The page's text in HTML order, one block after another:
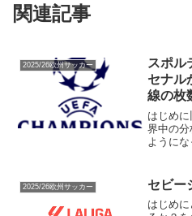
関連記事
2025/26欧州サッカー
スポル
セナル
線の枚
問題
はじめ
界中の
ように
外の人
と安心
2025/26欧州サッカー セビー
はじめ